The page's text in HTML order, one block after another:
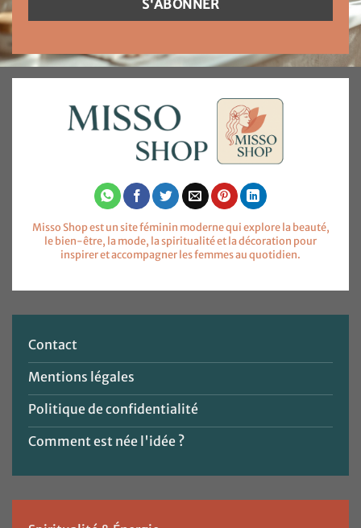
Misso Shop est un site féminin moderne qui explore la beauté,
le bien-être, la mode, la spiritualité et la décoration pour
inspirer et accompagner les femmes au quotidien.
Contact
Mentions légales
Politique de confidentialité
Comment est née l'idée ?